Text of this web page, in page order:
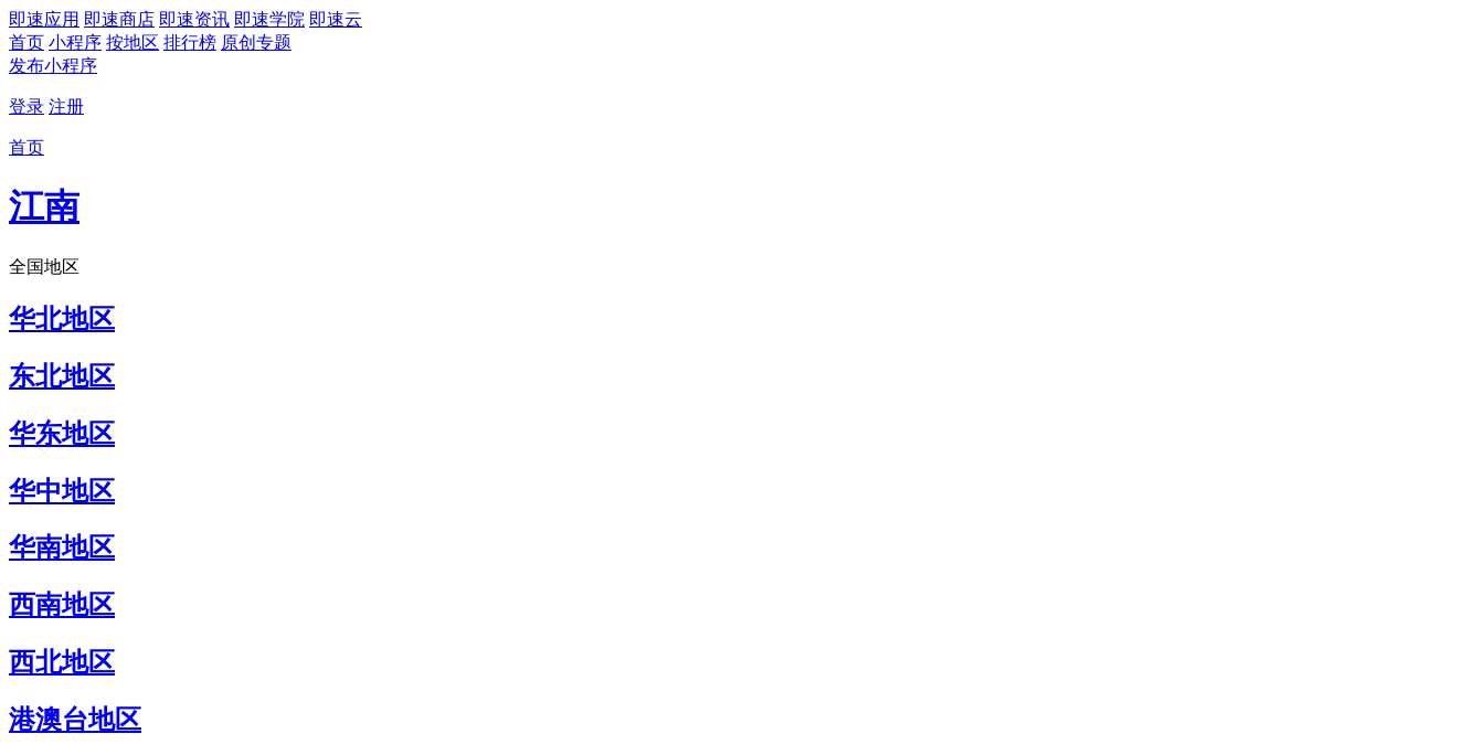
即速应用 即速商店 即速资讯 即速学院 即速云
首页 小程序 按地区 排行榜 原创专题
发布小程序
登录 注册
首页
江南
全国地区
华北地区
东北地区
华东地区
华中地区
华南地区
西南地区
西北地区
港澳台地区